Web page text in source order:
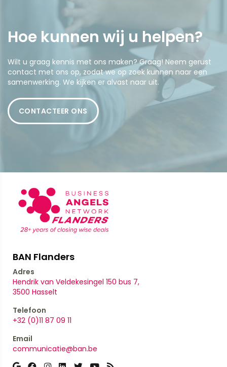
Hoe kunnen wij u helpen?
Wilt u graag kennis met ons maken? Graag! Neem gerust
contact met ons op, zodat we op zoek kunnen naar een
samenwerking. We kijken er alvast naar uit.
CONTACTEER ONS
BAN Flanders
Adres
Hendrik van Veldekesingel 150 bus 7,
​​​​​​​3500 Hasselt
Telefoon
+32 (0)11 87 09 11
Email
communicatie@ban.be